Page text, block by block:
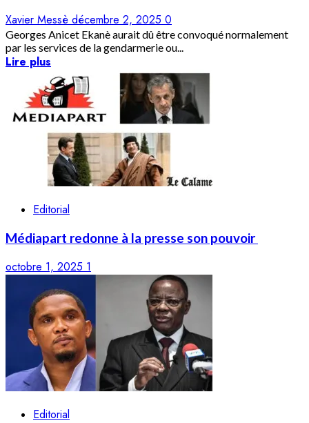
Xavier Messè décembre 2, 2025 0
Georges Anicet Ekanè aurait dû être convoqué normalement
par les services de la gendarmerie ou...
Lire plus
Editorial
Médiapart redonne à la presse son pouvoir
octobre 1, 2025 1
Editorial